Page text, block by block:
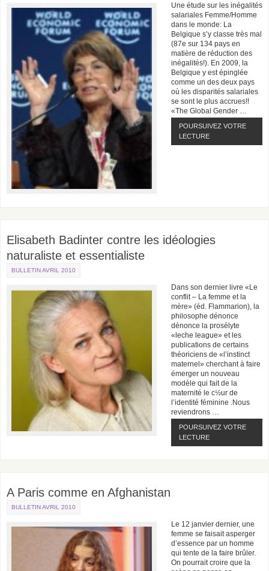
Une étude sur les inégalités
salariales Femme/Homme
dans le monde: La
Belgique s’y classe très mal
(87e sur 134 pays en
matière de réduction des
inégalités!). En 2009, la
Belgique y est épinglée
comme un des deux pays
où les disparités salariales
se sont le plus accrues!!
«The Global Gender …
POURSUIVEZ VOTRE
LECTURE
Elisabeth Badinter contre les idéologies
naturaliste et essentialiste
BULLETIN AVRIL 2010
Dans son dernier livre «Le
conflit – La femme et la
mère» (éd. Flammarion), la
philosophe dénonce
dénonce la prosélyte
«leche league» et les
publications de certains
théoriciens de «l’instinct
maternel» cherchant à faire
émerger un nouveau
modèle qui fait de la
maternité le c½ur de
l’identité féminine .Nous
reviendrons …
POURSUIVEZ VOTRE
LECTURE
A Paris comme en Afghanistan
BULLETIN AVRIL 2010
Le 12 janvier dernier, une
femme se faisait asperger
d’essence par un homme
qui tente de la faire brûler.
On pourrait croire que la